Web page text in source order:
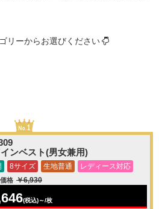
リーからお選びください
ンベスト(男女兼用)
8サイズ 生地普通 レディース対応
格 ￥6,930
(税込)～/枚